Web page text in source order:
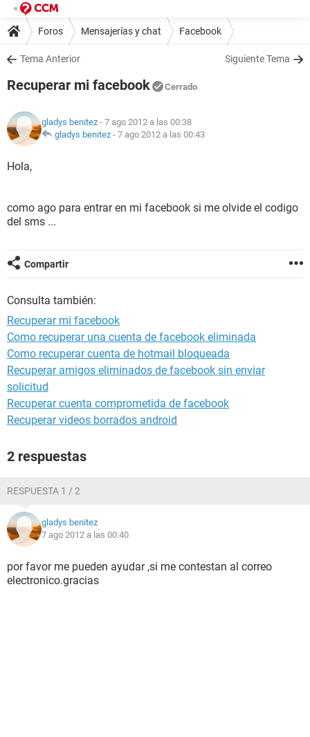
Foros Mensajerías y chat Facebook
Tema Anterior Siguiente Tema
Recuperar mi facebook Cerrado
gladys benitez - 7 ago 2012 a las 00:38
gladys benitez - 7 ago 2012 a las 00:43
Hola,
como ago para entrar en mi facebook si me olvide el codigo
del sms ...
Compartir
Consulta también:
Recuperar mi facebook
Como recuperar una cuenta de facebook eliminada
Como recuperar cuenta de hotmail bloqueada
Recuperar amigos eliminados de facebook sin enviar
solicitud
Recuperar cuenta comprometida de facebook
Recuperar videos borrados android
2 respuestas
RESPUESTA 1 / 2
gladys benitez
7 ago 2012 a las 00:40
por favor me pueden ayudar ,si me contestan al correo
electronico.gracias